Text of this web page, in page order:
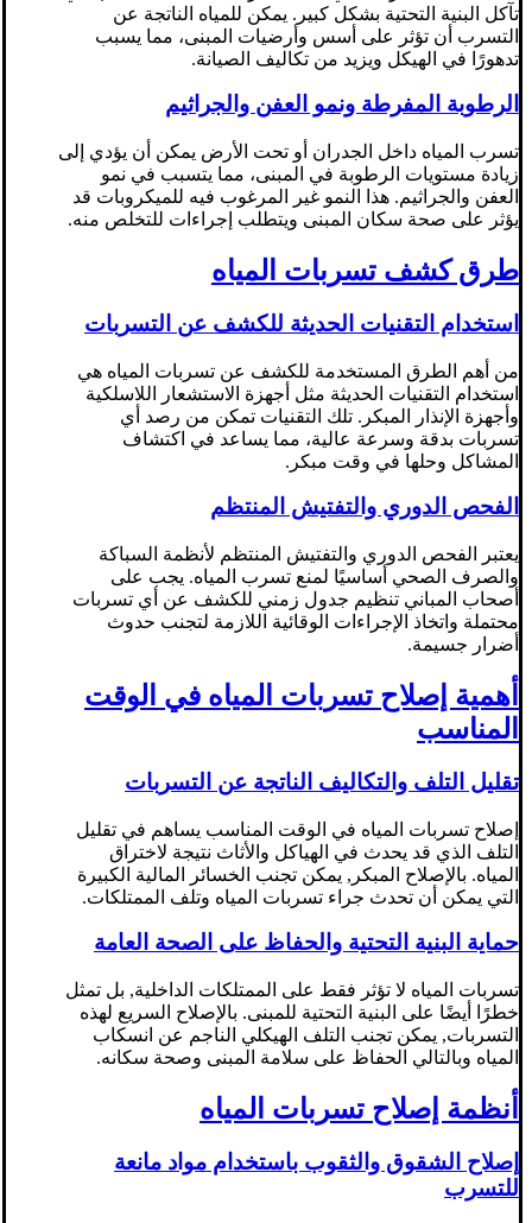
تآكل البنية التحتية بشكل كبير. يمكن للمياه الناتجة عن
التسرب أن تؤثر على أسس وأرضيات المبنى، مما يسبب
تدهورًا في الهيكل ويزيد من تكاليف الصيانة.
الرطوبة المفرطة ونمو العفن والجراثيم
تسرب المياه داخل الجدران أو تحت الأرض يمكن أن يؤدي إلى
زيادة مستويات الرطوبة في المبنى، مما يتسبب في نمو
العفن والجراثيم. هذا النمو غير المرغوب فيه للميكروبات قد
يؤثر على صحة سكان المبنى ويتطلب إجراءات للتخلص منه.
طرق كشف تسربات المياه
استخدام التقنيات الحديثة للكشف عن التسربات
من أهم الطرق المستخدمة للكشف عن تسربات المياه هي
استخدام التقنيات الحديثة مثل أجهزة الاستشعار اللاسلكية
وأجهزة الإنذار المبكر. تلك التقنيات تمكن من رصد أي
تسربات بدقة وسرعة عالية، مما يساعد في اكتشاف
المشاكل وحلها في وقت مبكر.
الفحص الدوري والتفتيش المنتظم
يعتبر الفحص الدوري والتفتيش المنتظم لأنظمة السباكة
والصرف الصحي أساسيًا لمنع تسرب المياه. يجب على
أصحاب المباني تنظيم جدول زمني للكشف عن أي تسربات
محتملة واتخاذ الإجراءات الوقائية اللازمة لتجنب حدوث
أضرار جسيمة.
أهمية إصلاح تسربات المياه في الوقت
المناسب
تقليل التلف والتكاليف الناتجة عن التسربات
إصلاح تسربات المياه في الوقت المناسب يساهم في تقليل
التلف الذي قد يحدث في الهياكل والأثاث نتيجة لاختراق
المياه. بالإصلاح المبكر, يمكن تجنب الخسائر المالية الكبيرة
التي يمكن أن تحدث جراء تسربات المياه وتلف الممتلكات.
حماية البنية التحتية والحفاظ على الصحة العامة
تسربات المياه لا تؤثر فقط على الممتلكات الداخلية, بل تمثل
خطرًا أيضًا على البنية التحتية للمبنى. بالإصلاح السريع لهذه
التسربات, يمكن تجنب التلف الهيكلي الناجم عن انسكاب
المياه وبالتالي الحفاظ على سلامة المبنى وصحة سكانه.
أنظمة إصلاح تسربات المياه
إصلاح الشقوق والثقوب باستخدام مواد مانعة
للتسرب